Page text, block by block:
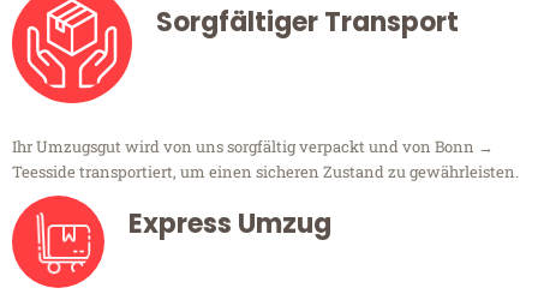
Sorgfältiger Transport
Ihr Umzugsgut wird von uns sorgfältig verpackt und von Bonn →
Teesside transportiert, um einen sicheren Zustand zu gewährleisten.
Express Umzug